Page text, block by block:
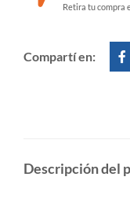
Retira tu compra
Compartí en:
Descripción del